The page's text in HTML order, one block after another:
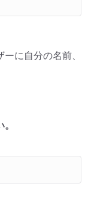
に自分の名前、